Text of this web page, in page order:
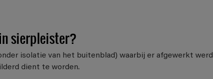
sierpleister?
isolatie van het buitenblad) waarbij er afgewerkt werd
dient te worden.